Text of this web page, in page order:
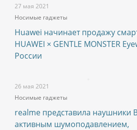
27 мая 2021
Носимые гаджеты
Huawei начинает продажу
HUAWEI × GENTLE MONSTER
России
26 мая 2021
Носимые гаджеты
realme представила наушники
активным шумоподавлением,